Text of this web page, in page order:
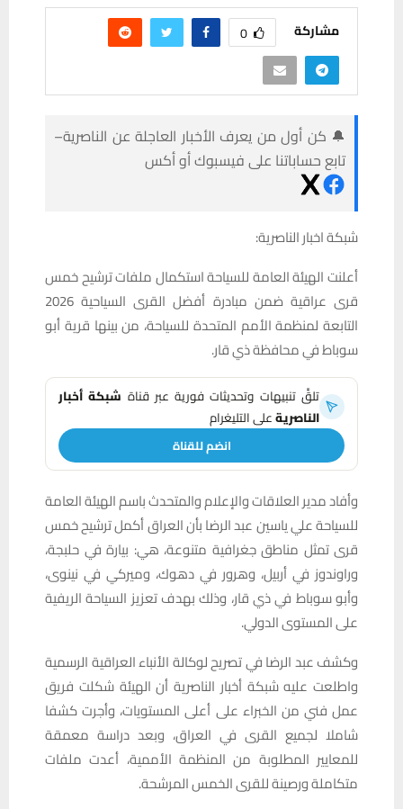
مشاركة 0
🔔 كن أول من يعرف الأخبار العاجلة عن الناصرية–
تابع حساباتنا على فيسبوك أو أكس
شبكة اخبار الناصرية:
أعلنت الهيئة العامة للسياحة استكمال ملفات ترشيح خمس
قرى عراقية ضمن مبادرة أفضل القرى السياحية 2026
التابعة لمنظمة الأمم المتحدة للسياحة، من بينها قرية أبو
سوباط في محافظة ذي قار.
تلقَّ تنبيهات وتحديثات فورية عبر قناة شبكة أخبار
الناصريةعلى التليغرام
انضم للقناة
وأفاد مدير العلاقات والإعلام والمتحدث باسم الهيئة العامة
للسياحة علي ياسين عبد الرضا بأن العراق أكمل ترشيح خمس
قرى تمثل مناطق جغرافية متنوعة، هي: بيارة في حلبجة،
وراوندوز في أربيل، وهرور في دهوك، وميركي في نينوى،
وأبو سوباط في ذي قار، وذلك بهدف تعزيز السياحة الريفية
على المستوى الدولي.
وكشف عبد الرضا في تصريح لوكالة الأنباء العراقية الرسمية
واطلعت عليه شبكة أخبار الناصرية أن الهيئة شكلت فريق
عمل فني من الخبراء على أعلى المستويات، وأجرت كشفا
شاملا لجميع القرى في العراق، وبعد دراسة معمقة
للمعايير المطلوبة من المنظمة الأممية، أعدت ملفات
متكاملة ورصينة للقرى الخمس المرشحة.